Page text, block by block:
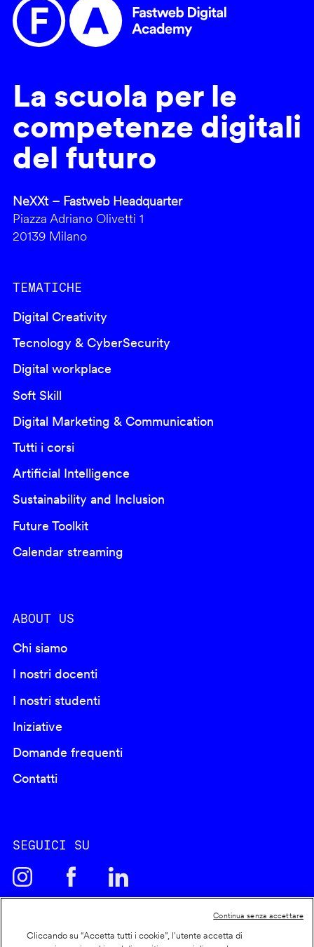
La scuola per le
competenze digitali
del futuro
NeXXt – Fastweb Headquarter
Piazza Adriano Olivetti 1
20139 Milano
TEMATICHE
Digital Creativity
Tecnology & CyberSecurity
Digital workplace
Soft Skill
Digital Marketing & Communication
Tutti i corsi
Artificial Intelligence
Sustainability and Inclusion
Future Toolkit
Calendar streaming
ABOUT US
Chi siamo
I nostri docenti
I nostri studenti
Iniziative
Domande frequenti
Contatti
SEGUICI SU
Cliccando su “Accetta tutti i cookie”, l'utente accetta di
Continua senza accettare